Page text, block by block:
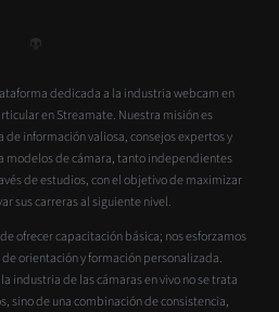
dedicada a la industria webcam en
en Streamate. Nuestra misión es
información valiosa, consejos expertos y
modelos de cámara, tanto independientes
de estudios, con el objetivo de maximizar
sus carreras al siguiente nivel.
ofrecer capacitación básica; nos esforzamos
orientación y formación personalizada.
industria de las cámaras en vivo no se trata
sino de una combinación de consistencia,